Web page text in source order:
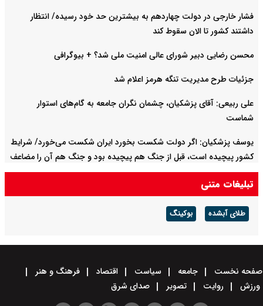
فشار خارجی در دولت چهاردهم به بیشترین حد خود رسیده/ انتظار
داشتند کشور تا الان سقوط کند
محسن رضایی دبیر شورای عالی امنیت ملی شد؟ + بیوگرافی
جزئیات طرح مدیریت تنگه هرمز اعلام شد
علی ربیعی: آقای پزشکیان، چشمان نگران جامعه به گام‌های استوار
شماست
یوسف پزشکیان: اگر دولت شکست بخورد ایران شکست می‌خورد/ شرایط
کشور پیچیده است، قبل از جنگ هم پیچیده بود و جنگ هم آن را مضاعف‌
کرده است
تبلیغات متنی
طلای آبشده بوکینگ
صفحه نخست جامعه سیاست اقتصاد
فرهنگ و هنر
ورزش
روایت تصویر صدای شرق